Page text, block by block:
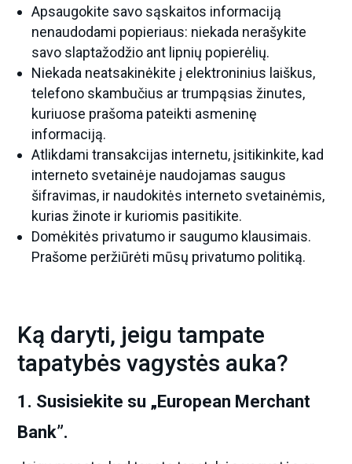
Apsaugokite savo sąskaitos informaciją
nenaudodami popieriaus: niekada nerašykite
savo slaptažodžio ant lipnių popierėlių.
Niekada neatsakinėkite į elektroninius laiškus,
telefono skambučius ar trumpąsias žinutes,
kuriuose prašoma pateikti asmeninę
informaciją.
Atlikdami transakcijas internetu, įsitikinkite, kad
interneto svetainėje naudojamas saugus
šifravimas, ir naudokitės interneto svetainėmis,
kurias žinote ir kuriomis pasitikite.
Domėkitės privatumo ir saugumo klausimais.
Prašome peržiūrėti mūsų privatumo politiką.
Ką daryti, jeigu tampate
tapatybės vagystės auka?
1. Susisiekite su „European Merchant
Bank”.